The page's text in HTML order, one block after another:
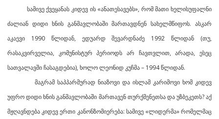
სამივე ქვეყანას კიდევ ის «ანათესავებს», რომ მათი ხელისუფალნი
ძალიან დიდი ხნის განმავლობაში მართავდნენ სახელმწიფოს. ასკარ
აკაევი 1990 წლიდან, ედუარდ შევარდნაძე 1992 წლიდან (თუ,
რასაკვირველია, კომუნისტურ პერიოდს არ ჩავთვლით, არადა, ესეც
სათვალავში ჩასაგდებია), ხოლო ლეონიდ კუჩმა – 1994 წლიდან.
მაგრამ საპპარმურად ნიაზოვი და ისლამ კარიმოვი ხომ კიდევ
უფრო დიდი ხნის განმავლობაში მართავენ თურქმენეთსა და უზბეკეთს? აქ
მჟღავნდება კიდევ ერთი კანონზომიერება: სამივე «ლიდერმა» რომელმაც